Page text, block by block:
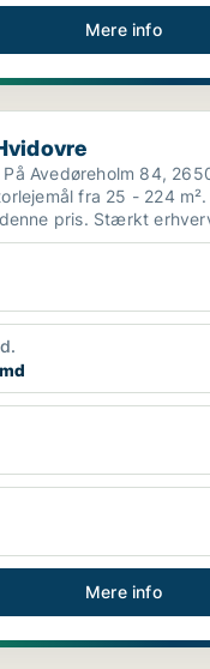
Mere info
fra 25 - 224 m². Drift er
erhvervsområde med
Mere info